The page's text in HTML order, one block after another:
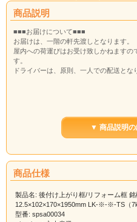
商品説明
■■■お届けについて■■■
お届けは、一階の軒先渡しとなります。
屋内への荷運びはお受け致しかねますの
す。
ドライバーは、原則、一人での配送とな
▼ 商品説明
商品仕様
製品名: 後付け上がり框/リフォーム框
12.5×102×170×1950mm LK-※-※-TS（
型番: spsa00034